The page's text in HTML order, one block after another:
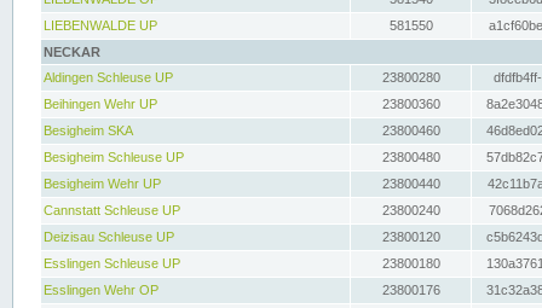
LIEBENWALDE UP
581550
NECKAR
Aldingen Schleuse UP
23800280
Beihingen Wehr UP
23800360
Besigheim SKA
23800460
Besigheim Schleuse UP
23800480
Besigheim Wehr UP
23800440
Cannstatt Schleuse UP
23800240
Deizisau Schleuse UP
23800120
Esslingen Schleuse UP
23800180
Esslingen Wehr OP
23800176